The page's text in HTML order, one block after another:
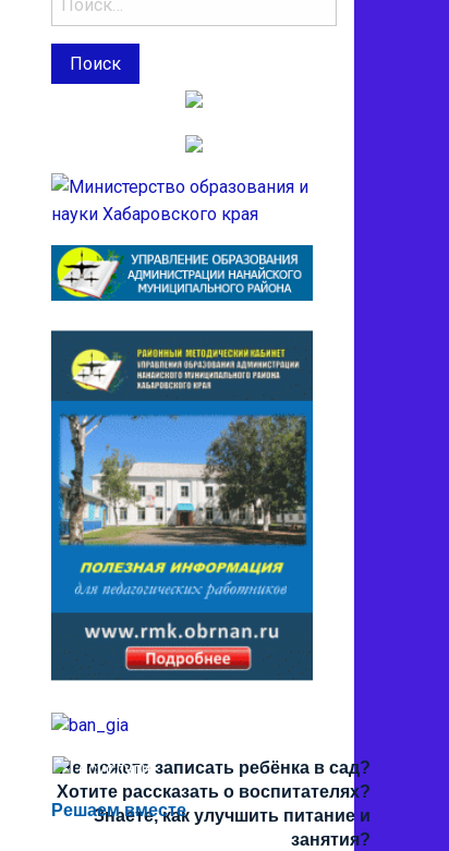
Решаем вместе
Не можете записать ребёнка в сад?
Хотите рассказать о воспитателях?
Знаете, как улучшить питание и
занятия?